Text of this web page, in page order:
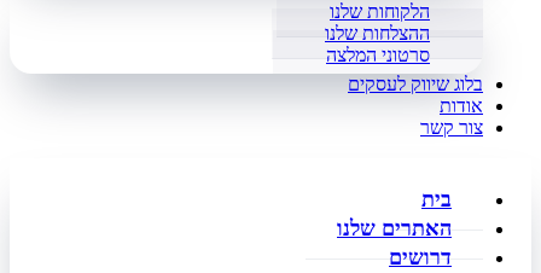
הלקוחות שלנו
ההצלחות שלנו
סרטוני המלצה
בלוג שיווק לעסקים
אודות
צור קשר
בית
האתרים שלנו
דרושים